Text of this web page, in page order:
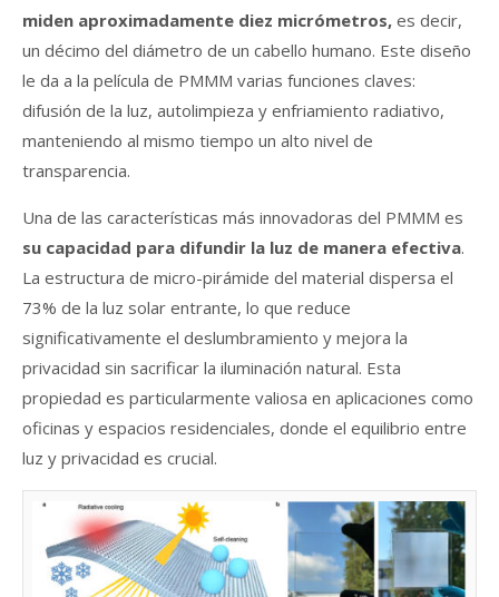
miden aproximadamente diez micrómetros, es decir,
un décimo del diámetro de un cabello humano. Este diseño
le da a la película de PMMM varias funciones claves:
difusión de la luz, autolimpieza y enfriamiento radiativo,
manteniendo al mismo tiempo un alto nivel de
transparencia.
Una de las características más innovadoras del PMMM es
su capacidad para difundir la luz de manera efectiva.
La estructura de micro-pirámide del material dispersa el
73% de la luz solar entrante, lo que reduce
significativamente el deslumbramiento y mejora la
privacidad sin sacrificar la iluminación natural. Esta
propiedad es particularmente valiosa en aplicaciones como
oficinas y espacios residenciales, donde el equilibrio entre
luz y privacidad es crucial.